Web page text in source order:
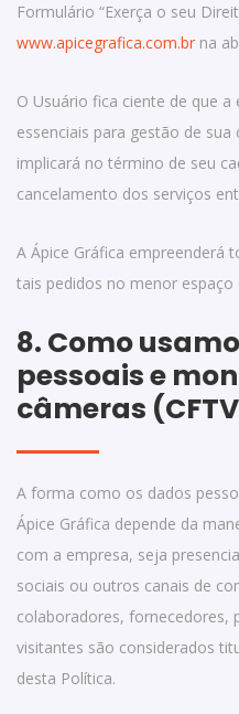
Formulário “Exerça o seu
www.apicegrafica.com.br na
O Usuário fica ciente de que
essenciais para gestão de
implicará no término de seu
cancelamento dos serviços
A Ápice Gráfica empreenderá
tais pedidos no menor espaço
8. Como
pessoais e
câmeras
A forma como os dados
Ápice Gráfica depende da
com a empresa, seja
sociais ou outros canais de
colaboradores, fornecedores,
visitantes são considerados
desta Política.